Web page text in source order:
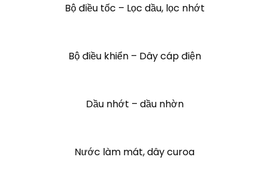
Bộ điều tốc – Lọc dầu, lọc nhớt
Bộ điều khiển – Dây cáp điện
Dầu nhớt – dầu nhờn
Nước làm mát, dây curoa